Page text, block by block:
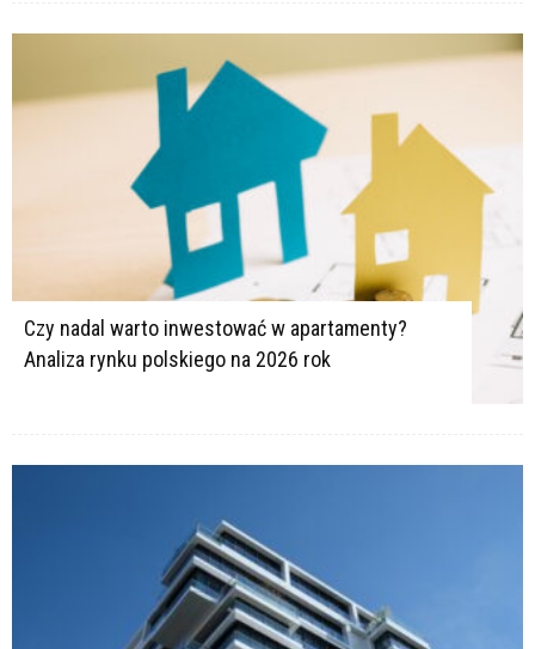
Czy nadal warto inwestować w apartamenty?
Analiza rynku polskiego na 2026 rok